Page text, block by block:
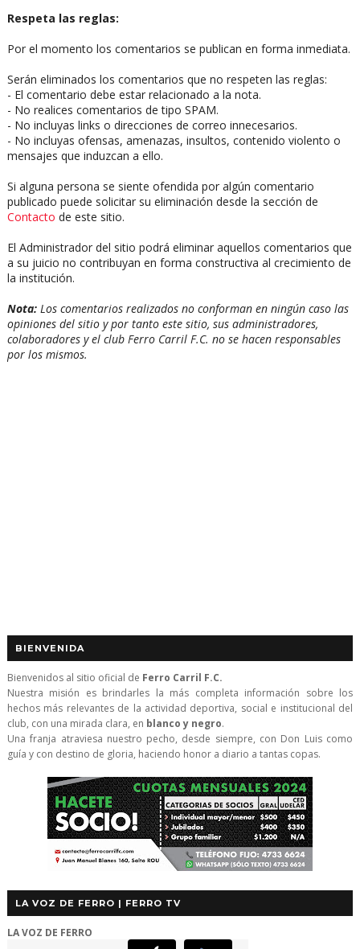
Respeta las reglas:
Por el momento los comentarios se publican en forma inmediata.
Serán eliminados los comentarios que no respeten las reglas:
- El comentario debe estar relacionado a la nota.
- No realices comentarios de tipo SPAM.
- No incluyas links o direcciones de correo innecesarios.
- No incluyas ofensas, amenazas, insultos, contenido violento o
mensajes que induzcan a ello.
Si alguna persona se siente ofendida por algún comentario
publicado puede solicitar su eliminación desde la sección de
Contacto de este sitio.
El Administrador del sitio podrá eliminar aquellos comentarios que
a su juicio no contribuyan en forma constructiva al crecimiento de
la institución.
Nota:Los comentarios realizados no conforman en ningún caso las
opiniones del sitio y por tanto este sitio, sus administradores,
colaboradores y el club Ferro Carril F.C. no se hacen responsables
por los mismos.
BIENVENIDA
Bienvenidos al sitio oficial de Ferro Carril F.C.
Nuestra misión es brindarles la más completa información sobre los
hechos más relevantes de la actividad deportiva, social e institucional del
club, con una mirada clara, en blanco y negro.
Una franja atraviesa nuestro pecho, desde siempre, con Don Luis como
guía y con destino de gloria, haciendo honor a diario a tantas copas.
LA VOZ DE FERRO | FERRO TV
LA VOZ DE FERRO